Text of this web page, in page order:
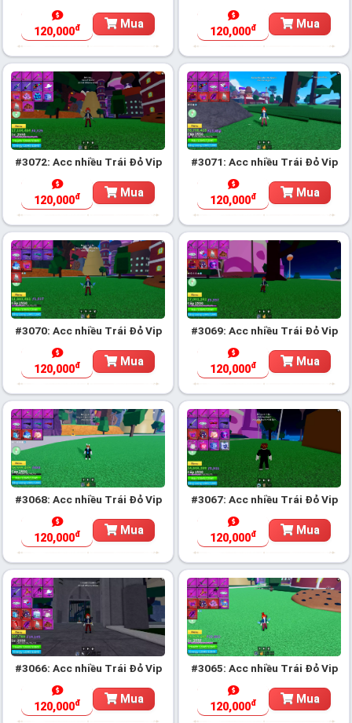
120,000đ Mua
120,000đ Mua
#3072: Acc nhiều Trái Đỏ Vip
120,000đ Mua
#3071: Acc nhiều Trái Đỏ Vip
120,000đ Mua
#3070: Acc nhiều Trái Đỏ Vip
120,000đ Mua
#3069: Acc nhiều Trái Đỏ Vip
120,000đ Mua
#3068: Acc nhiều Trái Đỏ Vip
120,000đ Mua
#3067: Acc nhiều Trái Đỏ Vip
120,000đ Mua
#3066: Acc nhiều Trái Đỏ Vip
120,000đ Mua
#3065: Acc nhiều Trái Đỏ Vip
120,000đ Mua